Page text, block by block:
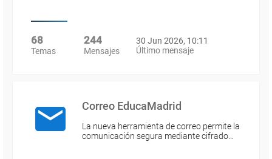
68
Temas
244
Mensajes
30 Jun 2026, 10:11
Último mensaje
Correo EducaMadrid
La nueva herramienta de correo permite la
comunicación segura mediante cifrado…